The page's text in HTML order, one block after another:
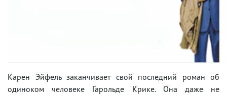
Карен Эйфель заканчивает свой последний роман об
одиноком человеке Гарольде Крике. Она даже не